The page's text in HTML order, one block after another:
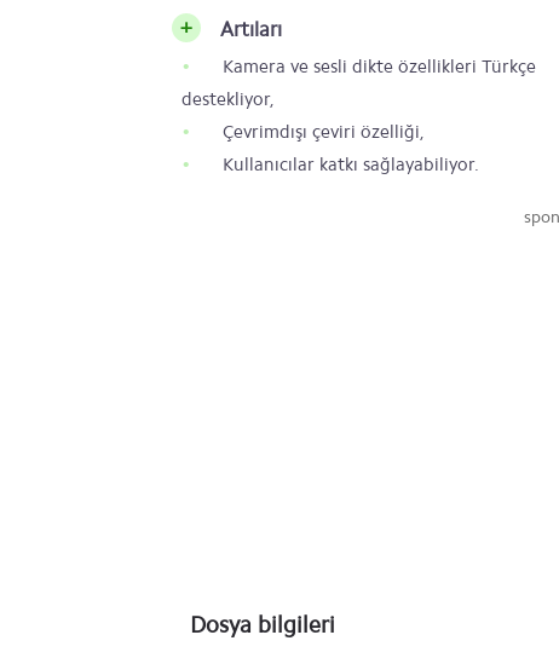
Artıları
Kamera ve sesli dikte özellikleri Türkçe
destekliyor,
Çevrimdışı çeviri özelliği,
Kullanıcılar katkı sağlayabiliyor.
Dosya bilgileri